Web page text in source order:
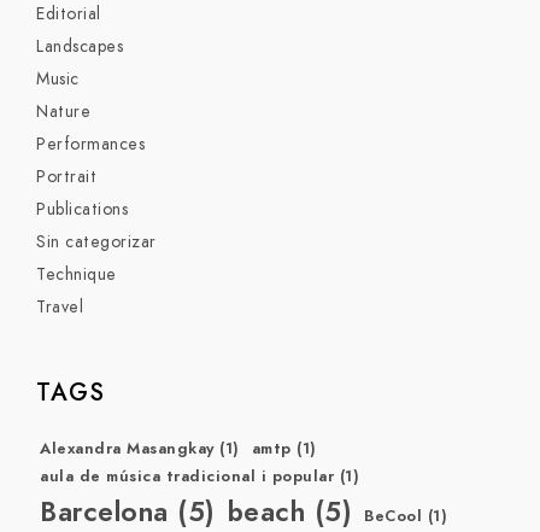
Editorial
Landscapes
Music
Nature
Performances
Portrait
Publications
Sin categorizar
Technique
Travel
TAGS
Alexandra Masangkay(1) amtp (1)
aula de música tradicional i popular (1)
Barcelona (5) beach (5) BeCool (1)